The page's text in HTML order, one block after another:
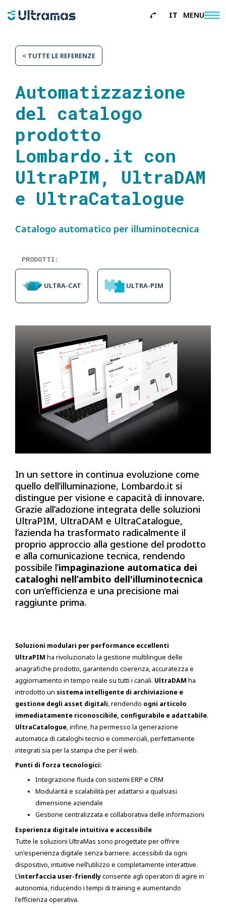
IT MENU
About
Servizi
Referenze
News
Contatti
< TUTTE LE REFERENZE
Automatizzazione
del catalogo
prodotto
Lombardo.it con
UltraPIM, UltraDAM
e UltraCatalogue
Catalogo automatico per illuminotecnica
In un settore in continua evoluzione come
quello dell’illuminazione, Lombardo.it si
distingue per visione e capacità di innovare.
Grazie all’adozione integrata delle soluzioni
UltraPIM, UltraDAM e UltraCatalogue,
l’azienda ha trasformato radicalmente il
proprio approccio alla gestione del prodotto
e alla comunicazione tecnica, rendendo
possibile l’impaginazione automatica dei
cataloghi nell’ambito dell'illuminotecnica
con un’efficienza e una precisione mai
raggiunte prima.
PRODOTTI:
ULTRA-CAT ULTRA-PIM
Soluzioni modulari per performance eccellenti
UltraPIM ha rivoluzionato la gestione multilingue delle
anagrafiche prodotto, garantendo coerenza, accuratezza e
aggiornamento in tempo reale su tutti i canali. UltraDAM ha
introdotto un sistema intelligente di archiviazione e
gestione degli asset digitali, rendendo ogni articolo
immediatamente riconoscibile, configurabile e adattabile.
UltraCatalogue, infine, ha permesso la generazione
automatica di cataloghi tecnici e commerciali, perfettamente
integrati sia per la stampa che per il web.
Punti di forza tecnologici:
Integrazione fluida con sistemi ERP e CRM
Modularità e scalabilità per adattarsi a qualsiasi
dimensione aziendale
Gestione centralizzata e collaborativa delle informazioni
Esperienza digitale intuitiva e accessibile
Tutte le soluzioni UltraMas sono progettate per offrire
un'esperienza digitale senza barriere: accessibili da ogni
dispositivo, intuitive nell’utilizzo e completamente interattive.
L’interfaccia user-friendlyconsente agli operatori di agire in
autonomia, riducendo i tempi di training e aumentando
l'efficienza operativa.